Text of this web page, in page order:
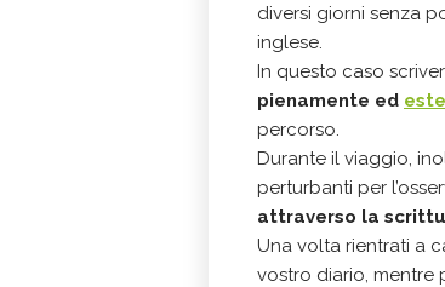
diversi giorni senza
inglese.
In questo caso
pienamente ed
percorso.
Durante il viaggio,
perturbanti per
attraverso la
Una volta rientrati a
vostro diario, mentre